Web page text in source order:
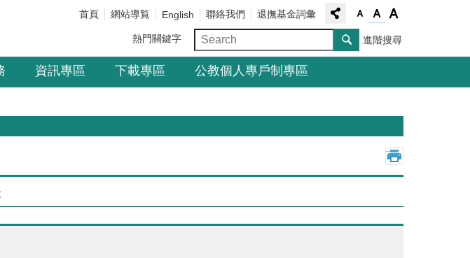
首頁 網站導覧 English 聯絡我們 退撫基金詞彙
熱門關鍵字 進階搜尋
資訊專區 下載專區 公教個人專戶制專區
_